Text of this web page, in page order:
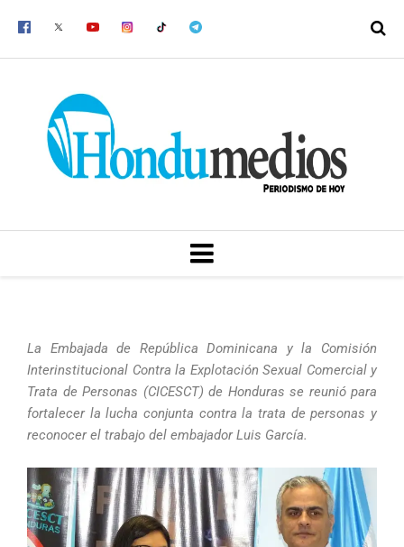
MENU
La Embajada de República Dominicana y la Comisión
Interinstitucional Contra la Explotación Sexual Comercial y
Trata de Personas (CICESCT) de Honduras se reunió para
fortalecer la lucha conjunta contra la trata de personas y
reconocer el trabajo del embajador Luis García.